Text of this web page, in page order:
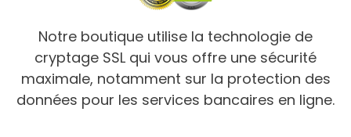
Notre boutique utilise la technologie de
cryptage SSL qui vous offre une sécurité
maximale, notamment sur la protection des
données pour les services bancaires en ligne.